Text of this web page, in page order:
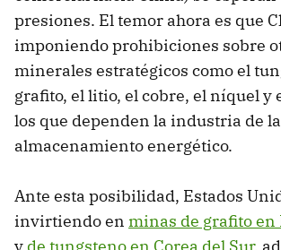
presiones. El temor ahora es que
imponiendo prohibiciones sobre
minerales estratégicos como el
grafito, el litio, el cobre, el níquel y
los que dependen la industria de
almacenamiento energético.
Ante esta posibilidad, Estados
invirtiendo en minas de grafito en